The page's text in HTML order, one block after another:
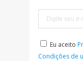
Eu aceito
Condições de